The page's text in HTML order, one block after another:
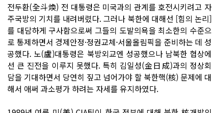
전두환(全斗煥) 전 대통령은 미국과의 관계를 호전시키려고 자
주국방의 기치를 내려버렸다. 그러나 북한에 대해선 [힘의 논리]
를 대담하게 구사함으로써 그들의 도발의욕을 최소한의 수준으
로 통제하면서 경제안정·정권교체·서울올림픽을 준비하는 데 성
공했다. 노(盧)대통령은 북방외교엔 성공했으나 남북한 협상에
선 큰 진전을 이루지 못했다. 특히 김일성(金日成)과의 정상회
담을 기대하면서 당연히 짚고 넘어가야 할 북한핵(核) 문제에 대
해서 애써 과소평가 하려는 자세를 유지하였다.